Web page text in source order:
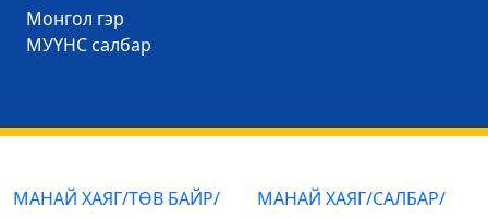
Mонгол гэр
МУҮНС салбар
МАНАЙ ХАЯГ/ТӨВ БАЙР/
МАНАЙ ХАЯГ/САЛБАР/